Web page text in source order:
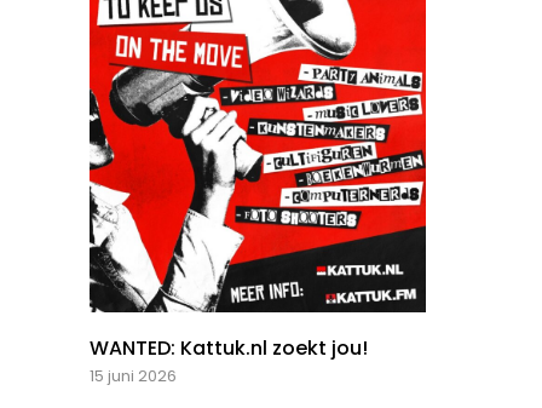
WANTED: Kattuk.nl zoekt jou!
15 juni 2026